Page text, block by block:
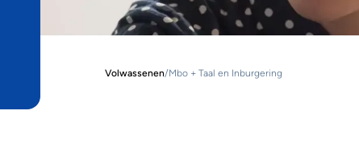
Volwassenen/Mbo + Taal en Inburgering